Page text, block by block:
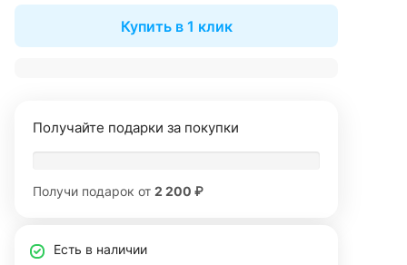
Купить в 1 клик
Получайте подарки за покупки
Получи подарок от 2 200 ₽
Есть в наличии